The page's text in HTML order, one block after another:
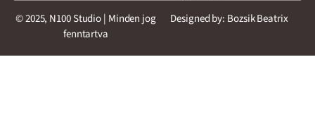
© 2025, N100 Studio | Minden jog
fenntartva
Designed by: Bozsik Beatrix